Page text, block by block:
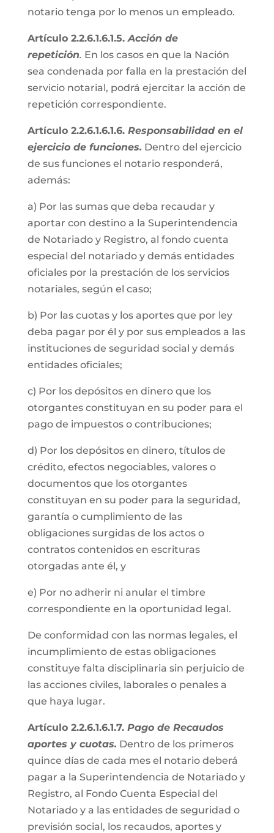
notario tenga por lo menos un empleado.
Artículo 2.2.6.1.6.1.5.Acción de
repetición. En los casos en que la Nación
sea condenada por falla en la prestación del
servicio notarial, podrá ejercitar la acción de
repetición correspondiente.
Artículo 2.2.6.1.6.1.6. Responsabilidad en el
ejercicio de funciones. Dentro del ejercicio
de sus funciones el notario responderá,
además:
a) Por las sumas que deba recaudar y
aportar con destino a la Superintendencia
de Notariado y Registro, al fondo cuenta
especial del notariado y demás entidades
oficiales por la prestación de los servicios
notariales, según el caso;
b) Por las cuotas y los aportes que por ley
deba pagar por él y por sus empleados a las
instituciones de seguridad social y demás
entidades oficiales;
c) Por los depósitos en dinero que los
otorgantes constituyan en su poder para el
pago de impuestos o contribuciones;
d) Por los depósitos en dinero, títulos de
crédito, efectos negociables, valores o
documentos que los otorgantes
constituyan en su poder para la seguridad,
garantía o cumplimiento de las
obligaciones surgidas de los actos o
contratos contenidos en escrituras
otorgadas ante él, y
e) Por no adherir ni anular el timbre
correspondiente en la oportunidad legal.
De conformidad con las normas legales, el
incumplimiento de estas obligaciones
constituye falta disciplinaria sin perjuicio de
las acciones civiles, laborales o penales a
que haya lugar.
Artículo 2.2.6.1.6.1.7. Pago de Recaudos
aportes y cuotas. Dentro de los primeros
quince días de cada mes el notario deberá
pagar a la Superintendencia de Notariado y
Registro, al Fondo Cuenta Especial del
Notariado y a las entidades de seguridad o
previsión social, los recaudos, aportes y